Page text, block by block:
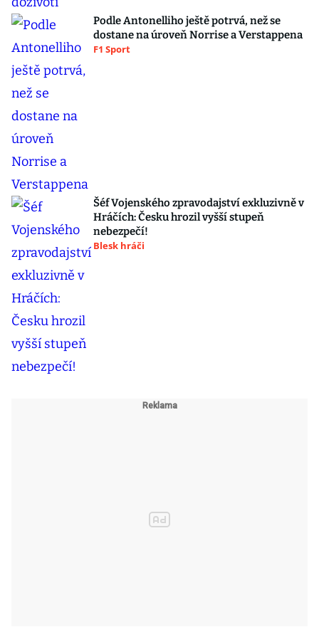
Podle Antonelliho ještě potrvá, než se
dostane na úroveň Norrise a Verstappena
F1 Sport
Šéf Vojenského zpravodajství exkluzivně v
Hráčích: Česku hrozil vyšší stupeň
nebezpečí!
Blesk hráči